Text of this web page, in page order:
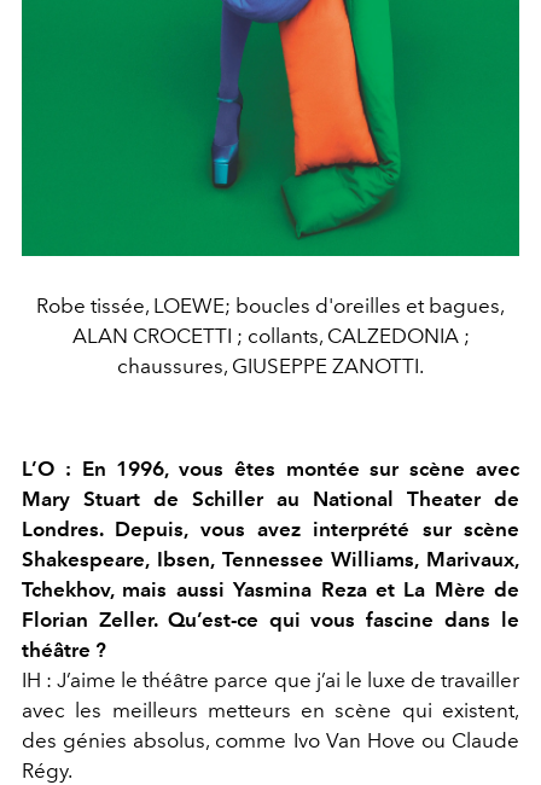
Robe tissée, LOEWE; boucles d'oreilles et bagues,
ALAN CROCETTI ; collants, CALZEDONIA ;
chaussures, GIUSEPPE ZANOTTI.
L’O : En 1996, vous êtes montée sur scène avec
Mary Stuart de Schiller au National Theater de
Londres. Depuis, vous avez interprété sur scène
Shakespeare, Ibsen, Tennessee Williams, Marivaux,
Tchekhov, mais aussi Yasmina Reza et La Mère de
Florian Zeller. Qu’est-ce qui vousfascine dans le
théâtre ?
IH : J’aime le théâtre parce que j’ai le luxe de travailler
avec les meilleurs metteurs en scène qui existent,
des génies absolus, comme Ivo Van Hove ou Claude
Régy.